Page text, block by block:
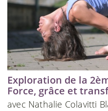
Exploration de la
Force, grâce et
avec Nathalie Colavitti